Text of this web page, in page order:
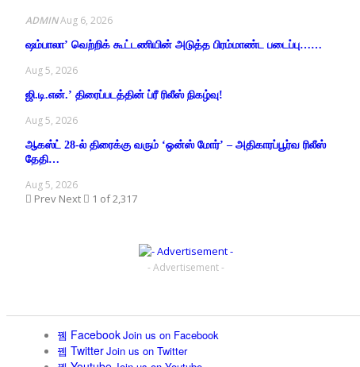
ADMINAug 6, 2026
ஷம்பாலா’ வெற்றிக் கூட்டணியின் அடுத்த பிரம்மாண்ட படைப்பு……
Aug 5, 2026
ஜி.டி.என்.’ திரைப்படத்தின் ப்ரீ ரிலீஸ் நிகழ்வு!
Aug 5, 2026
ஆகஸ்ட் 28-ல் திரைக்கு வரும் ‘ஒன்ஸ் மோர்’ – அதிகாரப்பூர்வ ரிலீஸ்
தேதி…
Aug 5, 2026
Prev Next 1 of 2,317
- Advertisement -
FacebookJoin us on Facebook
TwitterJoin us on Twitter